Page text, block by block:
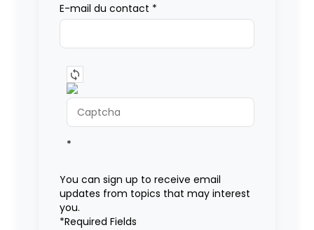
E-mail du contact *
*
You can sign up to receive email
updates from topics that may interest
you.
*Required Fields